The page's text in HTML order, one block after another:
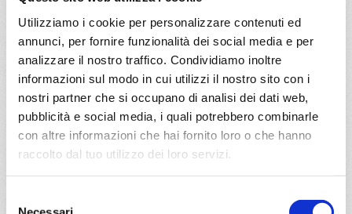
Utilizziamo i cookie per personalizzare contenuti ed
annunci, per fornire funzionalità dei social media e per
analizzare il nostro traffico. Condividiamo inoltre
informazioni sul modo in cui utilizzi il nostro sito con i
nostri partner che si occupano di analisi dei dati web,
pubblicità e social media, i quali potrebbero combinarle
con altre informazioni che hai fornito loro o che hanno
raccolto dal tuo utilizzo dei loro servizi.
€ 1.173
€ 1.153
20/08/2028
€ 1.113
27/08/2028
€ 1.063
a partire da
€ 1.063